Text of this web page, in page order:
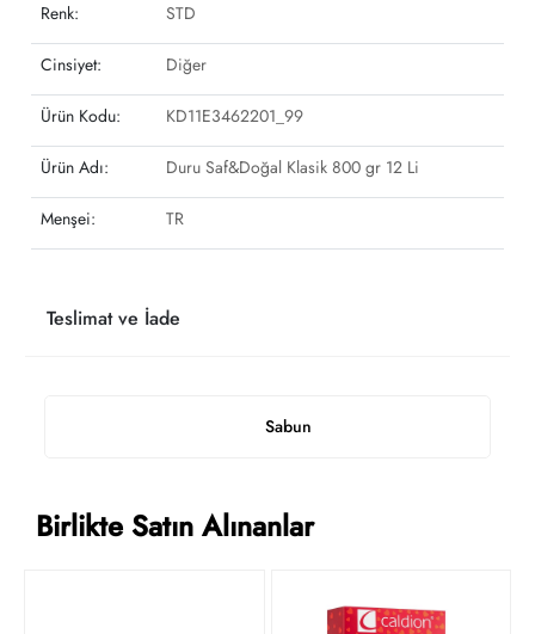
Sabun
Renk: STD
Cinsiyet: Diğer
Ürün Kodu: KD11E3462201_99
Ürün Adı: Duru Saf&Doğal Klasik 800 gr 12 Li
Menşei: TR
Teslimat ve İade
Birlikte Satın Alınanlar